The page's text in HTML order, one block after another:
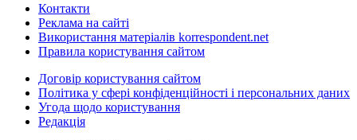
Контакти
Реклама на сайті
Використання матеріалів korrespondent.net
Правила користування сайтом
Договір користування сайтом
Політика у сфері конфіденційності і персональних даних
Угода щодо користування
Редакція